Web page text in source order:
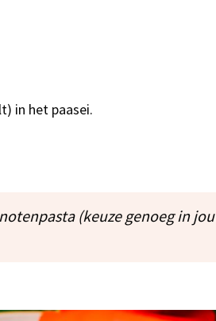
in het paasei.
(keuze genoeg in